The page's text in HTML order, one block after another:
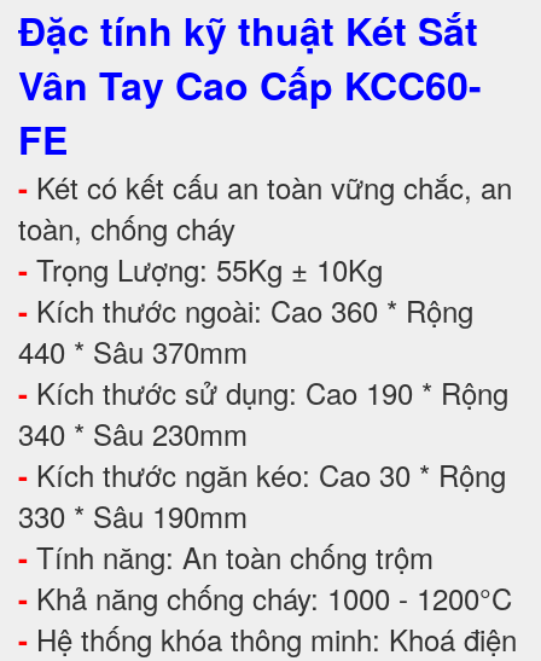
Đặc tính kỹ thuật Két Sắt
Vân Tay Cao Cấp KCC60-
FE
- Két có kết cấu an toàn vững chắc, an
toàn, chống cháy
- Trọng Lượng: 55Kg ± 10Kg
- Kích thước ngoài: Cao 360 * Rộng
440 * Sâu 370mm
- Kích thước sử dụng: Cao 190 * Rộng
340 * Sâu 230mm
- Kích thước ngăn kéo: Cao 30 * Rộng
330 * Sâu 190mm
- Tính năng: An toàn chống trộm
- Khả năng chống cháy: 1000 - 1200°C
- Hệ thống khóa thông minh: Khoá điện